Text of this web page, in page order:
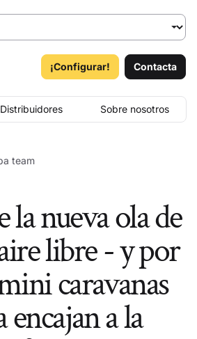
Distribuidores Sobre nosotros
¡Configurar! Contacta
team
la nueva ola de
libre - y por
caravanas
encajan a la